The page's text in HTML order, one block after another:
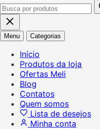
Menu Categorias
Início
Produtos da loja
Ofertas Meli
Blog
Contatos
Quem somos
Lista de desejos
Minha conta